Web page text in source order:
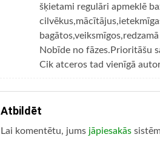
šķietami regulāri apmeklē
Nobīde no fāzes.Prioritāšu
Cik atceros tad vienīgā
Atbildēt
Lai komentētu, jums jāpiesakās